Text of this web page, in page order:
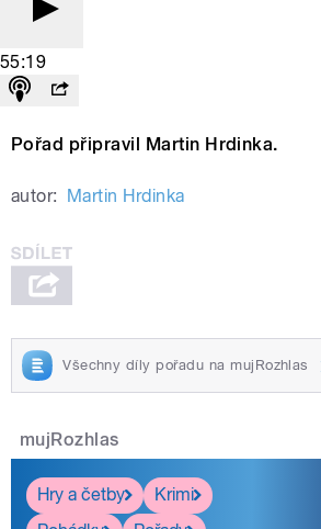
55:19
Pořad připravil Martin Hrdinka.
autor: Martin Hrdinka
Všechny díly pořadu na mujRozhlas
mujRozhlas
Hry a četby
Krimi